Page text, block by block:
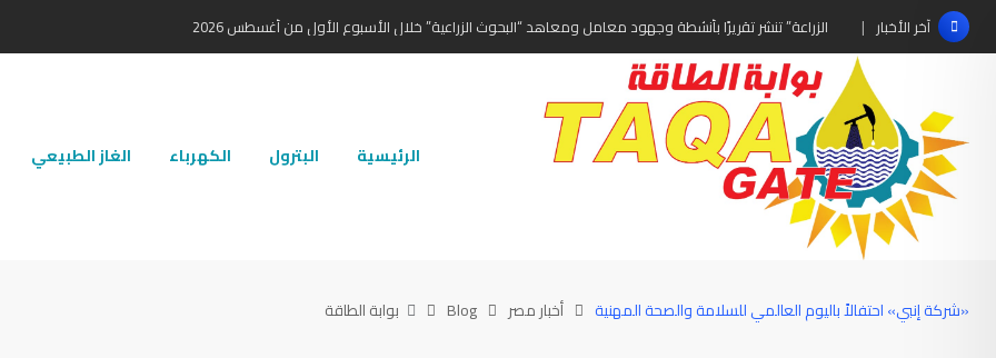
Skip
to
آخر الأخبار الزراعة” تنشر تقريرًا بأنشطة وجهود معامل ومعاهد “البحوث الزراعية” خلال الأسبوع الأول من أغسطس 2026
الرئيسية البترول الكهرباء الغاز الطبيعي
«شركة إنبي» احتفالاً باليوم العالمي للسلامة والصحة المهنية أخبار مصر Blog بوابة الطاقة